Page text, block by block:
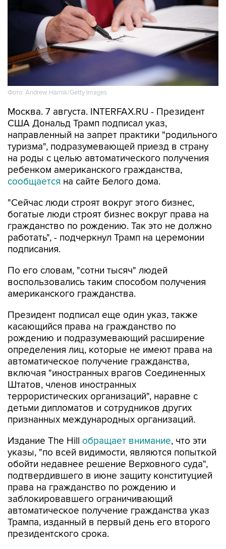
Фото: Andrew Harnik/Getty Images
Москва. 7 августа. INTERFAX.RU - Президент
США Дональд Трамп подписал указ,
направленный на запрет практики "родильного
туризма", подразумевающей приезд в страну
на роды с целью автоматического получения
ребенком американского гражданства,
сообщается на сайте Белого дома.
"Сейчас люди строят вокруг этого бизнес,
богатые люди строят бизнес вокруг права на
гражданство по рождению. Так это не должно
работать", - подчеркнул Трамп на церемонии
подписания.
По его словам, "сотни тысяч" людей
воспользовались таким способом получения
американского гражданства.
Президент подписал еще один указ, также
касающийся права на гражданство по
рождению и подразумевающий расширение
определения лиц, которые не имеют права на
автоматическое получение гражданства,
включая "иностранных врагов Соединенных
Штатов, членов иностранных
террористических организаций", наравне с
детьми дипломатов и сотрудников других
признанных международных организаций.
Издание The Hill обращает внимание, что эти
указы, "по всей видимости, являются попыткой
обойти недавнее решение Верховного суда",
подтвердившего в июне защиту конституцией
права на гражданство по рождению и
заблокировавшего ограничивающий
автоматическое получение гражданства указ
Трампа, изданный в первый день его второго
президентского срока.